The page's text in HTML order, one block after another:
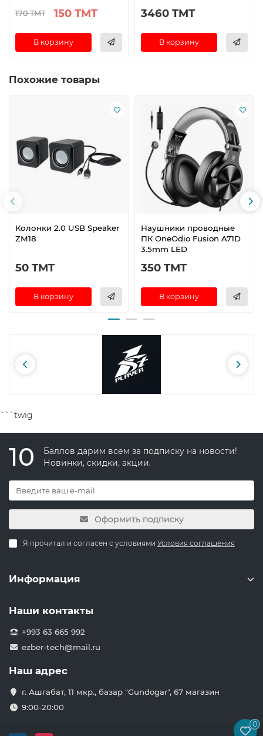
170 TMT 150 TMT
В корзину
3460 TMT
В корзину
Похожие товары
Колонки 2.0 USB Speaker
ZM18
50 TMT
В корзину
Наушники проводные
ПК OneOdio Fusion A71D
3.5mm LED
350 TMT
В корзину
```twig
10
Баллов дарим всем за подписку на новости!
Новинки, скидки, акции.
Оформить подписку
Я прочитал и согласен с условиями Условия соглашения
Информация
Наши контакты
+993 63 665 992
ezber-tech@mail.ru
Наш адрес
г. Ашгабат, 11 мкр., базар "Gundogar", 67 магазин
9:00-20:00
0